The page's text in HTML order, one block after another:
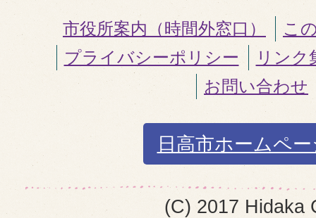
市役所案内（時間外窓口）
こ
プライバシーポリシー
リンク
お問い合わせ
日高市ホームペ
(C) 2017 Hidaka